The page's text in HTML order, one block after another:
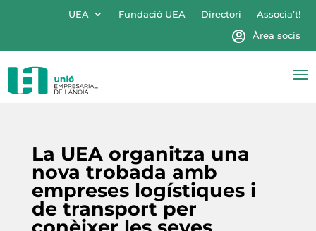
UEA Fundació UEA Directori
Associa’t!
Àrea socis
La UEA organitza una
nova trobada amb
empreses logístiques i
de transport per